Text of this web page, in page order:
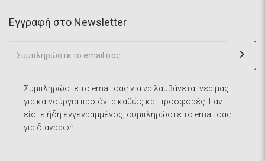
Eγγραφή στο Newsletter
Συμπληρώστε το email σας για να λαμβάνεται νέα μας
για καινούργια προϊόντα καθώς και προσφορές. Εάν
είστε ήδη εγγεγραμμένος, συμπληρώστε το email σας
για διαγραφή!